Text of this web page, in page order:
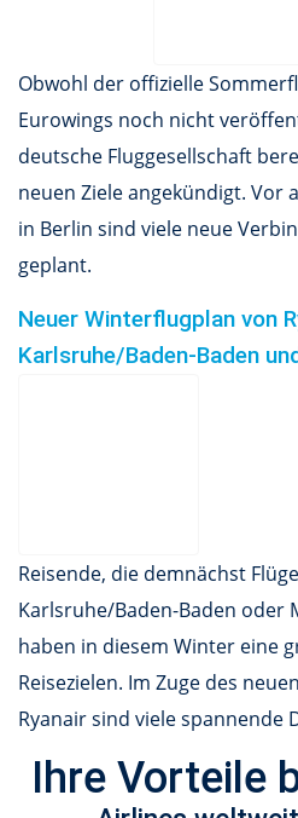
Obwohl der offizielle
Eurowings noch nicht
deutsche Fluggesellschaft
neuen Ziele angekündigt. Vor
in Berlin sind viele neue
geplant.
Neuer Winterflugplan von
Karlsruhe/Baden-Baden
Reisende, die demnächst
Karlsruhe/Baden-Baden oder
haben in diesem Winter eine
Reisezielen. Im Zuge des
Ryanair sind viele spannende
Ihre Vorteile